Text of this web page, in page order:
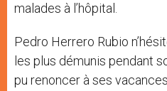
malades à l’hôpital.
Pedro Herrero Rubio
les plus démunis pendant
pu renoncer à ses